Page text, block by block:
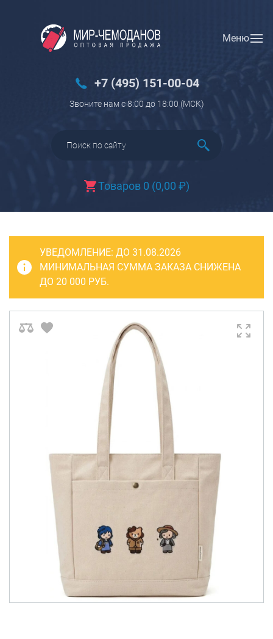
Меню
+7 (495) 151-00-04
Звоните нам с 8:00 до 18:00 (МCK)
Товаров 0 (0,00 ₽)
Вход Регистрация
Багаж
Чемоданы
Чемоданы детские
Пилоты на колесах
Рюкзаки детские для детских
Бьюти-кейсы
САКВОЯЖИ
РАСПРОДАЖА
Сумки
Сумки колесные
Сумки спортивные
Сумки деловые
Сумки поясные
Сумки пляжные
Сумки для ноутбуков
Сумки-тележки хозяйственные
Сумки-рюкзаки на колёсах
Рюкзаки
Рюкзаки городские
Рюкзаки школьные
Рюкзаки подростковые
УВЕДОМЛЕНИЕ: ДО 31.08.2026
МИНИМАЛЬНАЯ СУММА ЗАКАЗА СНИЖЕНА
ДО 20 000 РУБ.